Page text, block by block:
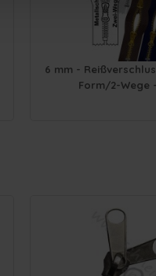
6 mm -
Form/2-Wege